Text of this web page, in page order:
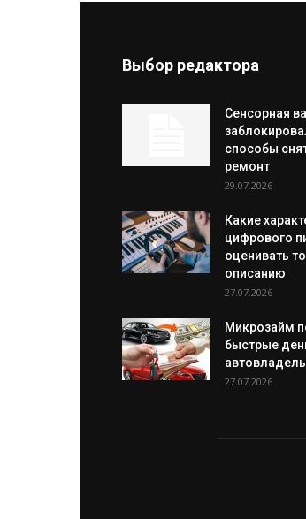
Выбор редактора
Сенсорная
способы
ремонт
29.07.2026
Какие
цифрового
оценивать
описанию
27.07.2026
Микрозайм
быстрые
27.07.2026